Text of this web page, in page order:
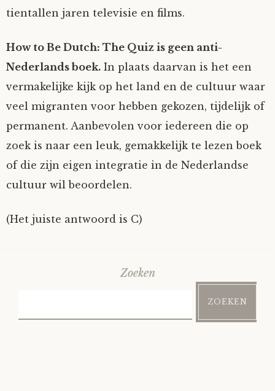
tientallen jaren televisie en films.
How to Be Dutch: The Quiz is geen anti-
Nederlands boek. In plaats daarvan is het een
vermakelijke kijk op het land en de cultuur waar
veel migranten voor hebben gekozen, tijdelijk of
permanent. Aanbevolen voor iedereen die op
zoek is naar een leuk, gemakkelijk te lezen boek
of die zijn eigen integratie in de Nederlandse
cultuur wil beoordelen.
(Het juiste antwoord is C)
Zoeken
ZOEKEN